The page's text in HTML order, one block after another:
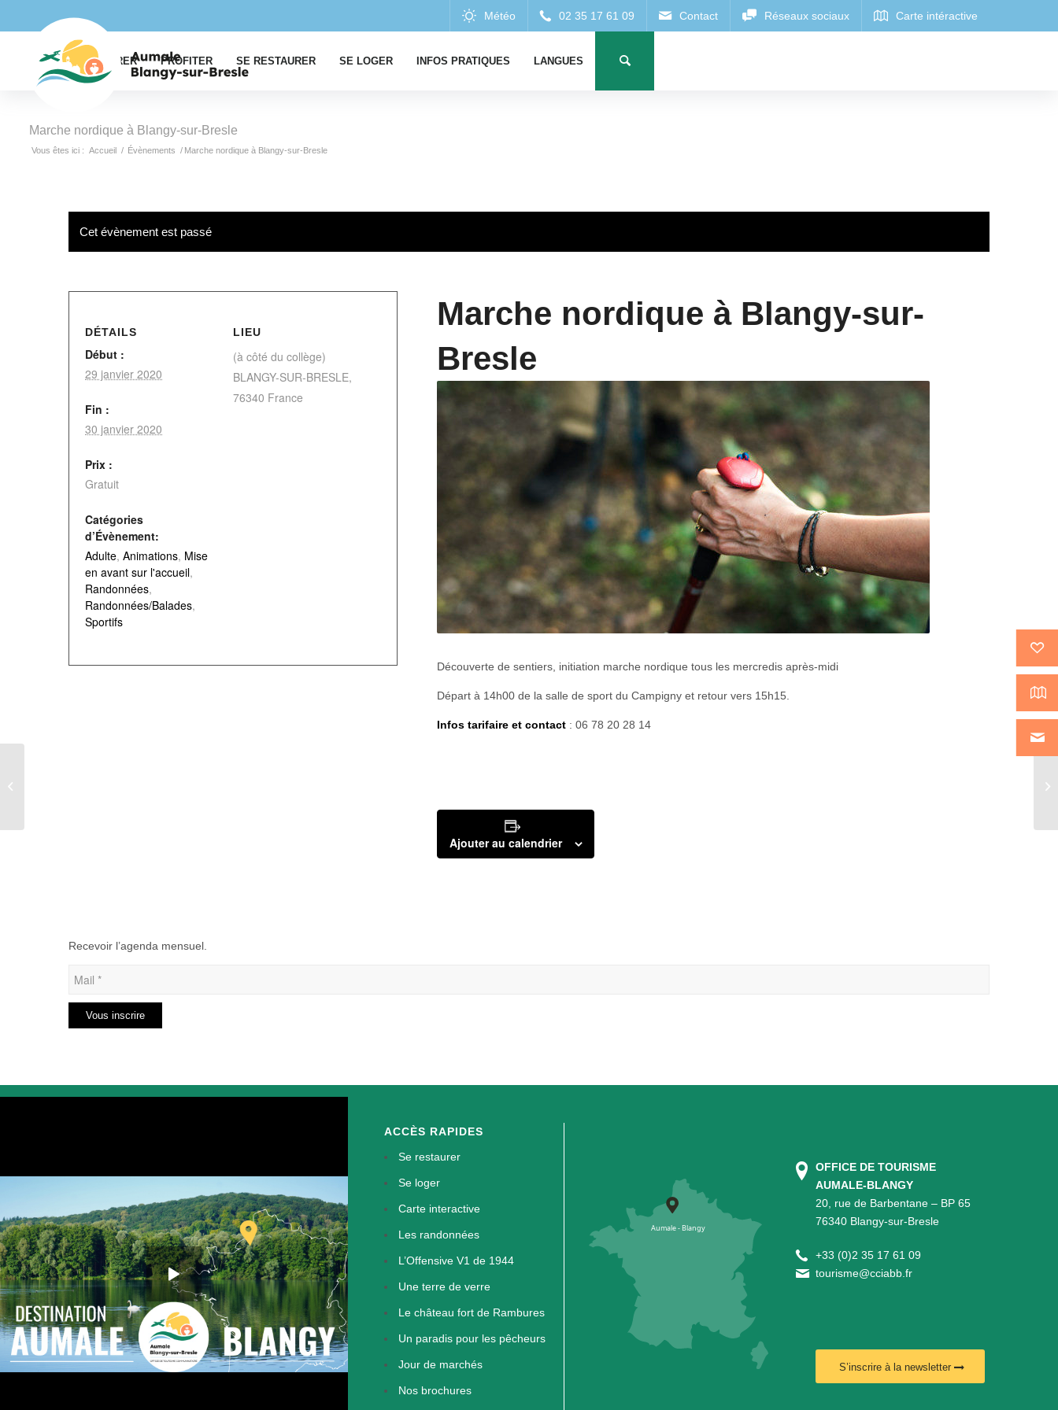
EXPLORER PROFITER SE RESTAURER SE LOGER INFOS PRATIQUES LANGUES
Marche nordique à Blangy-sur-Bresle
Vous êtes ici : Accueil / Évènements / Marche nordique à Blangy-sur-Bresle
Cet évènement est passé
Marche nordique à Blangy-sur-
Bresle
Découverte de sentiers, initiation marche nordique tous les mercredis après-midi
Départ à 14h00 de la salle de sport du Campigny et retour vers 15h15.
Infos tarifaire et contact : 06 78 20 28 14
Ajouter au calendrier
DÉTAILS
Début :
29 janvier 2020
Fin :
30 janvier 2020
Prix :
Gratuit
Catégories
d’Évènement:
Adulte, Animations, Mise
en avant sur l'accueil,
Randonnées,
Randonnées/Balades,
Sportifs
LIEU
(à côté du collège)
BLANGY-SUR-BRESLE,
76340 France
Recevoir l’agenda mensuel.
ACCÈS RAPIDES
Se restaurer
Se loger
Carte interactive
Les randonnées
L’Offensive V1 de 1944
Une terre de verre
Le château fort de Rambures
Un paradis pour les pêcheurs
Jour de marchés
Nos brochures
OFFICE DE TOURISME
AUMALE-BLANGY
20, rue de Barbentane – BP 65
76340 Blangy-sur-Bresle
+33 (0)2 35 17 61 09
tourisme@cciabb.fr
S’inscrire à la newsletter